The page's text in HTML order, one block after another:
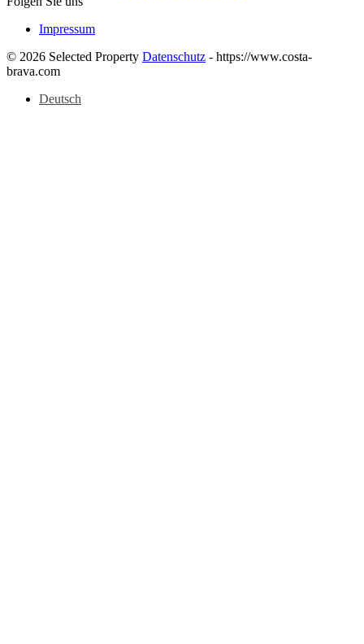
Impressum
© 2026 Selected Property Datenschutz - https://www.costa-
brava.com
Deutsch